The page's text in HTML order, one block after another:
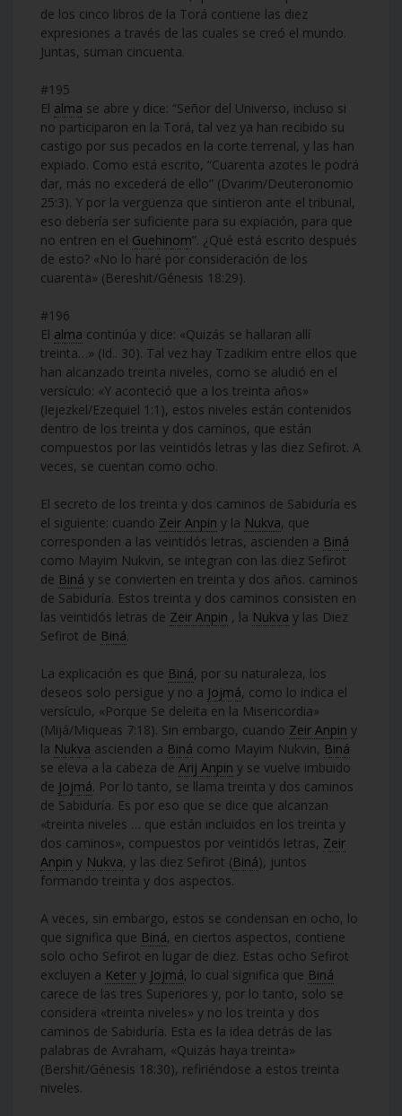
de los cinco libros de la Torá contiene las diez
expresiones a través de las cuales se creó el mundo.
Juntas, suman cincuenta.
#195
El alma se abre y dice: “Señor del Universo, incluso si
no participaron en la Torá, tal vez ya han recibido su
castigo por sus pecados en la corte terrenal, y las han
expiado. Como está escrito, “Cuarenta azotes le podrá
dar, más no excederá de ello” (Dvarim/Deuteronomio
25:3). Y por la vergüenza que sintieron ante el tribunal,
eso debería ser suficiente para su expiación, para que
no entren en el Guehinom”. ¿Qué está escrito después
de esto? «No lo haré por consideración de los
cuarenta» (Bereshit/Génesis 18:29).
#196
El alma continúa y dice: «Quizás se hallaran allí
treinta…» (Id.. 30). Tal vez hay Tzadikim entre ellos que
han alcanzado treinta niveles, como se aludió en el
versículo: «Y aconteció que a los treinta años»
(Iejezkel/Ezequiel 1:1), estos niveles están contenidos
dentro de los treinta y dos caminos, que están
compuestos por las veintidós letras y las diez Sefirot. A
veces, se cuentan como ocho.
El secreto de los treinta y dos caminos de Sabiduría es
el siguiente: cuando Zeir Anpin y la Nukva, que
corresponden a las veintidós letras, ascienden a Biná
como Mayim Nukvin, se integran con las diez Sefirot
de Biná y se convierten en treinta y dos años. caminos
de Sabiduría. Estos treinta y dos caminos consisten en
las veintidós letras de Zeir Anpin , la Nukva y las Diez
Sefirot de Biná.
La explicación es que Biná, por su naturaleza, los
deseos solo persigue y no a Jojmá, como lo indica el
versículo, «Porque Se deleita en la Misericordia»
(Mijá/Miqueas 7:18). Sin embargo, cuando Zeir Anpin y
la Nukva ascienden a Biná como Mayim Nukvin, Biná
se eleva a la cabeza de Arij Anpin y se vuelve imbuido
de Jojmá. Por lo tanto, se llama treinta y dos caminos
de Sabiduría. Es por eso que se dice que alcanzan
«treinta niveles … que están incluidos en los treinta y
dos caminos», compuestos por veintidós letras, Zeir
Anpin y Nukva, y las diez Sefirot (Biná), juntos
formando treinta y dos aspectos.
A veces, sin embargo, estos se condensan en ocho, lo
que significa que Biná, en ciertos aspectos, contiene
solo ocho Sefirot en lugar de diez. Estas ocho Sefirot
excluyen a Keter y Jojmá, lo cual significa que Biná
carece de las tres Superiores y, por lo tanto, solo se
considera «treinta niveles» y no los treinta y dos
caminos de Sabiduría. Esta es la idea detrás de las
palabras de Avraham, «Quizás haya treinta»
(Bershit/Génesis 18:30), refiriéndose a estos treinta
niveles.